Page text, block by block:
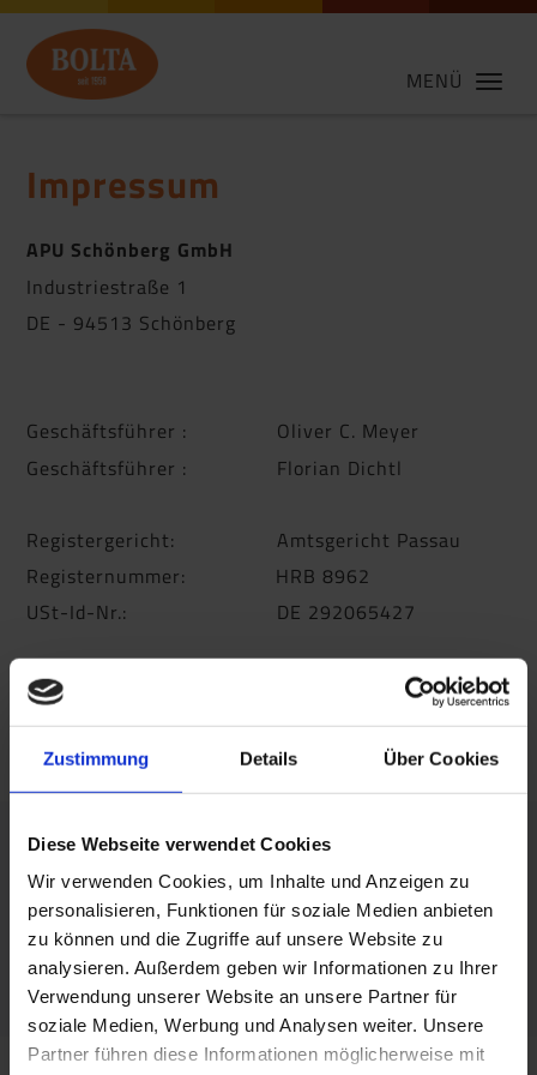
Zustimmung Details Über Cookies
Diese Webseite verwendet Cookies
Wir verwenden Cookies, um Inhalte und Anzeigen zu
personalisieren, Funktionen für soziale Medien anbieten
zu können und die Zugriffe auf unsere Website zu
analysieren. Außerdem geben wir Informationen zu Ihrer
Verwendung unserer Website an unsere Partner für
soziale Medien, Werbung und Analysen weiter. Unsere
Partner führen diese Informationen möglicherweise mit
MENÜ
Impressum
APU Schönberg GmbH
Industriestraße 1
DE - 94513 Schönberg
Geschäftsführer : Oliver C. Meyer
Geschäftsführer : Florian Dichtl
Registergericht: Amtsgericht Passau
Registernummer: HRB 8962
USt-Id-Nr.: DE 292065427
Telefon: +49 (0)8554 / 309 - 0
Telefax: +49 (0)8554 / 309 - 50
Trotz sorgfältiger inhaltlicher Kontrolle
übernehmen wir keine Haftung für die Inhalte
externer Links. Für den Inhalt der verlinkten Seiten
sind ausschließlich deren Betreiber verantwortlich.